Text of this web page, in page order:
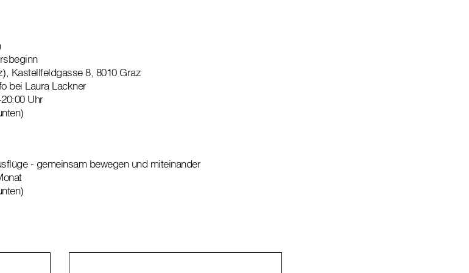
Kastellfeldgasse 8, 8010 Graz
bei Laura Lackner
Uhr
- gemeinsam bewegen und miteinander